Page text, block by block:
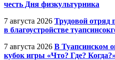
честь Дня физкультурника
7 августа 2026 Трудовой
в благоустройстве
7 августа 2026 В Туапсинском
кубок игры «Что? Где? Когда?»